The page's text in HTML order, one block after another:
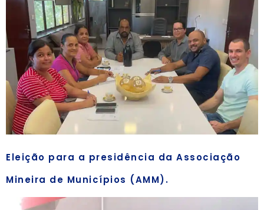
Eleição para a presidência da Associação
Mineira de Municípios (AMM).